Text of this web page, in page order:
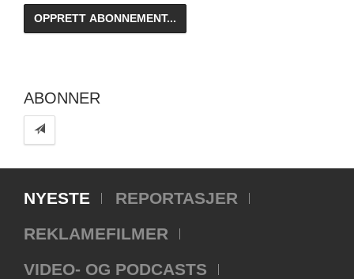
ABONNER
NYESTE
REPORTASJER
REKLAMEFILMER
VIDEO- OG PODCASTS